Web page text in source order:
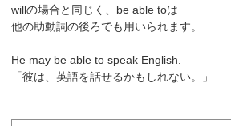
willの場合と同じく、be able toは
他の助動詞の後ろでも用いられます。
He may be able to speak English.
「彼は、英語を話せるかもしれない。」